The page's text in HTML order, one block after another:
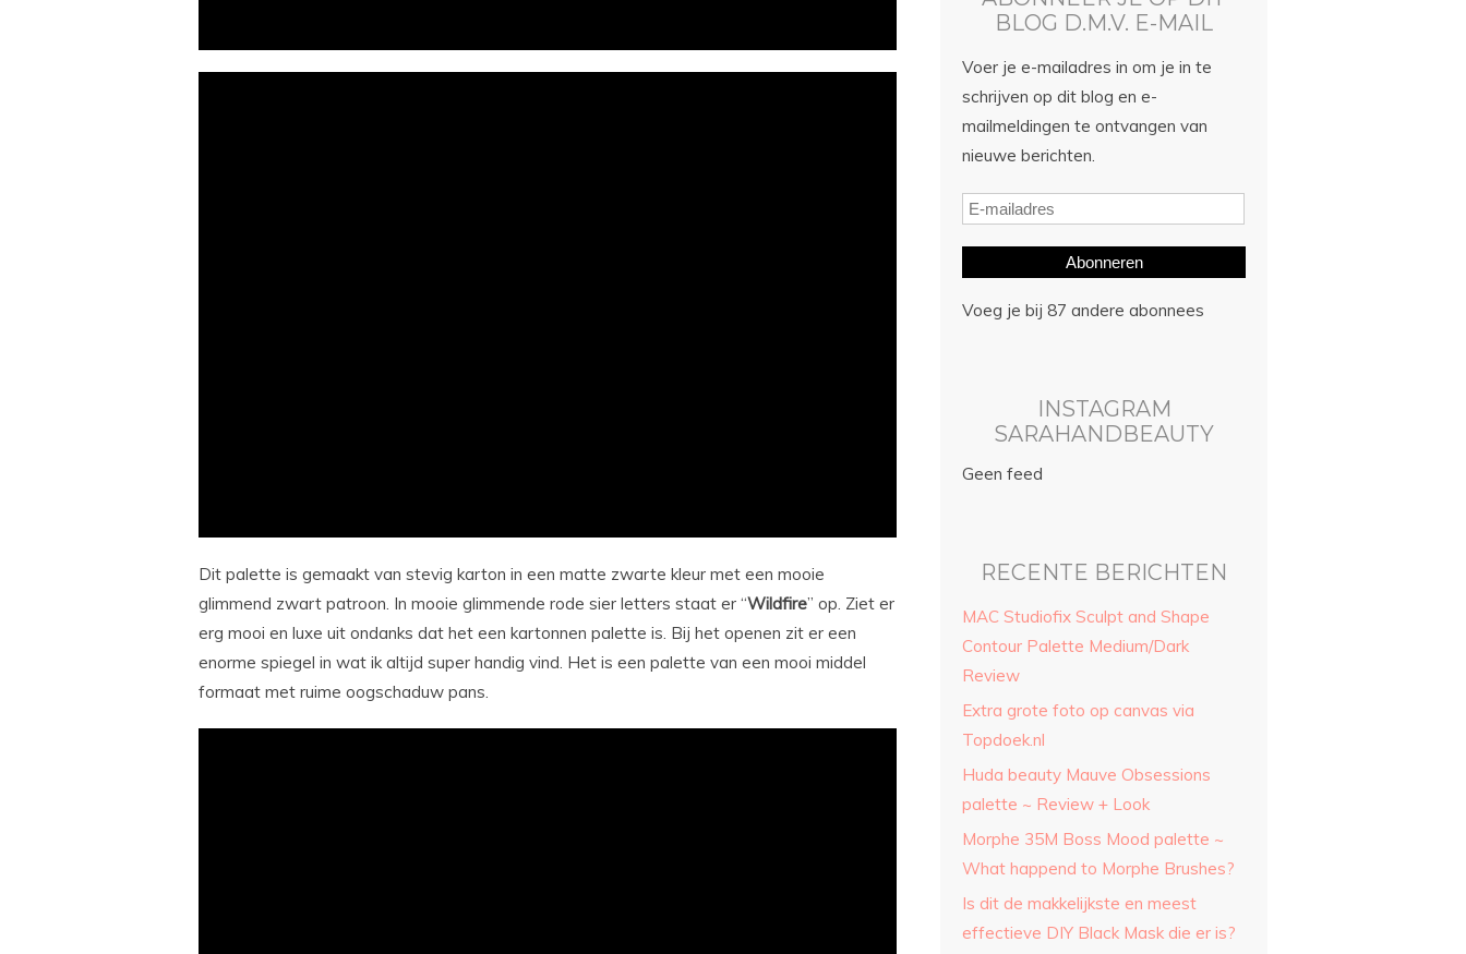
Dit palette is gemaakt van stevig karton in een matte zwarte kleur met een mooie
glimmend zwart patroon. In mooie glimmende rode sier letters staat er “Wildfire” op. Ziet er
erg mooi en luxe uit ondanks dat het een kartonnen palette is. Bij het openen zit er een
enorme spiegel in wat ik altijd super handig vind. Het is een palette van een mooi middel
formaat met ruime oogschaduw pans.
BLOG D.M.V. E-MAIL
Voer je e-mailadres in om je in te
schrijven op dit blog en e-
mailmeldingen te ontvangen van
nieuwe berichten.
Abonneren
Voeg je bij 87 andere abonnees
INSTAGRAM
SARAHANDBEAUTY
Geen feed
RECENTE BERICHTEN
MAC Studiofix Sculpt and Shape
Contour Palette Medium/Dark
Review
Extra grote foto op canvas via
Topdoek.nl
Huda beauty Mauve Obsessions
palette ~ Review + Look
Morphe 35M Boss Mood palette ~
What happend to Morphe Brushes?
Is dit de makkelijkste en meest
effectieve DIY Black Mask die er is?